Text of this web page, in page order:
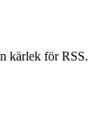
kärlek för RSS.